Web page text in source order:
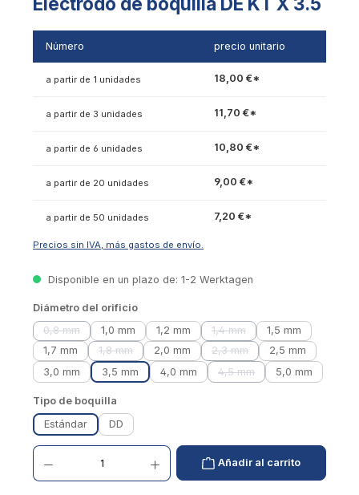
Número precio unitario
a partir de 1 unidades 18,00 €*
a partir de 3 unidades 11,70 €*
a partir de 6 unidades 10,80 €*
a partir de 20 unidades 9,00 €*
a partir de 50 unidades 7,20 €*
Precios sin IVA, más gastos de envío.
Disponible en un plazo de: 1-2 Werktagen
Seleccionar
Diámetro del orificio
0,8 mm
(Esta opción no está disponible actualmente.)
1,0 mm 1,2 mm 1,4 mm
(Esta opción no está
1,5 mm
1,7 mm
1,8 mm
(Esta opción no está disponible actualmente.)
2,0 mm 2,3 mm
(Esta opción no está
2,5 mm
3,0 mm
3,5 mm 4,0 mm 4,5 mm
(Esta opción no está
5,0 mm
Seleccionar
Tipo de boquilla
Estándar
DD
Cantidad de productos: introduzca el valor deseado o utilice los botones para
Añadir al carrito